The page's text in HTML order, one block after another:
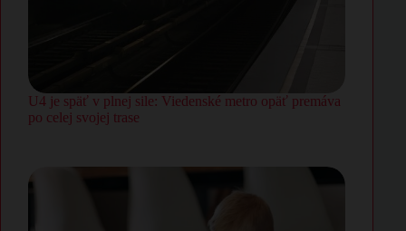
U4 je späť v plnej sile: Viedenské metro opäť premáva
po celej svojej trase